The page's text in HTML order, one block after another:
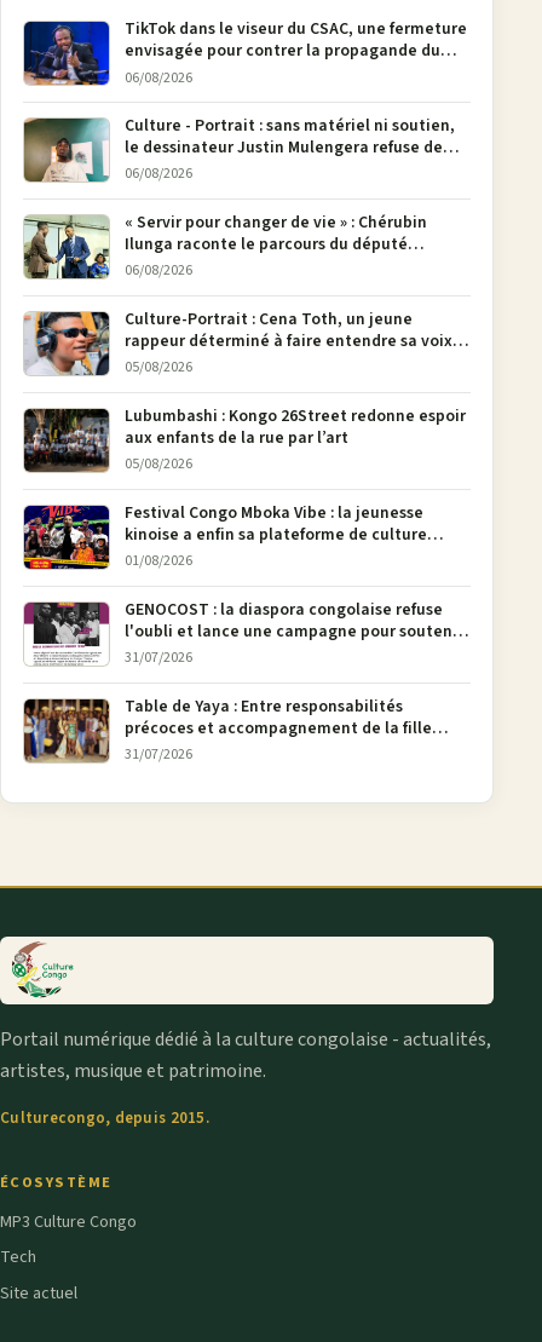
TikTok dans le viseur du CSAC, une fermeture
envisagée pour contrer la propagande du
M23
06/08/2026
Culture - Portrait : sans matériel ni soutien,
le dessinateur Justin Mulengera refuse de
poser son crayon
06/08/2026
« Servir pour changer de vie » : Chérubin
Ilunga raconte le parcours du député
national Jethro Muyombi Tshimbu en 137
06/08/2026
Culture-Portrait : Cena Toth, un jeune
rappeur déterminé à faire entendre sa voix à
Bunia
05/08/2026
Lubumbashi : Kongo 26Street redonne espoir
aux enfants de la rue par l’art
05/08/2026
Festival Congo Mboka Vibe : la jeunesse
kinoise a enfin sa plateforme de culture
urbaine
01/08/2026
GENOCOST : la diaspora congolaise refuse
l'oubli et lance une campagne pour soutenir
la pétition FONAREV depuis Bruxelles
31/07/2026
Table de Yaya : Entre responsabilités
précoces et accompagnement de la fille
aînée, la diaspora en débat
31/07/2026
Portail numérique dédié à la culture congolaise - actualités,
artistes, musique et patrimoine.
Culturecongo, depuis 2015.
ÉCOSYSTÈME
MP3 Culture Congo
Tech
Site actuel